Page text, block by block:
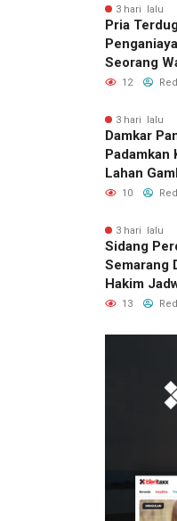
3 hari lalu
Pria
Seorang
Ditangkap
12
3 hari lalu
Damkar
Padamkan
Lahan
10
3 hari lalu
Sidang
Semarang
Hakim
13
2 hari
Pemilik
Royal